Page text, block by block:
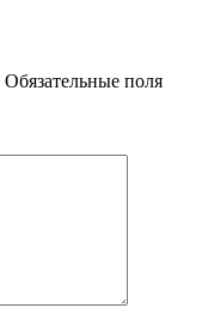
Обязательные поля